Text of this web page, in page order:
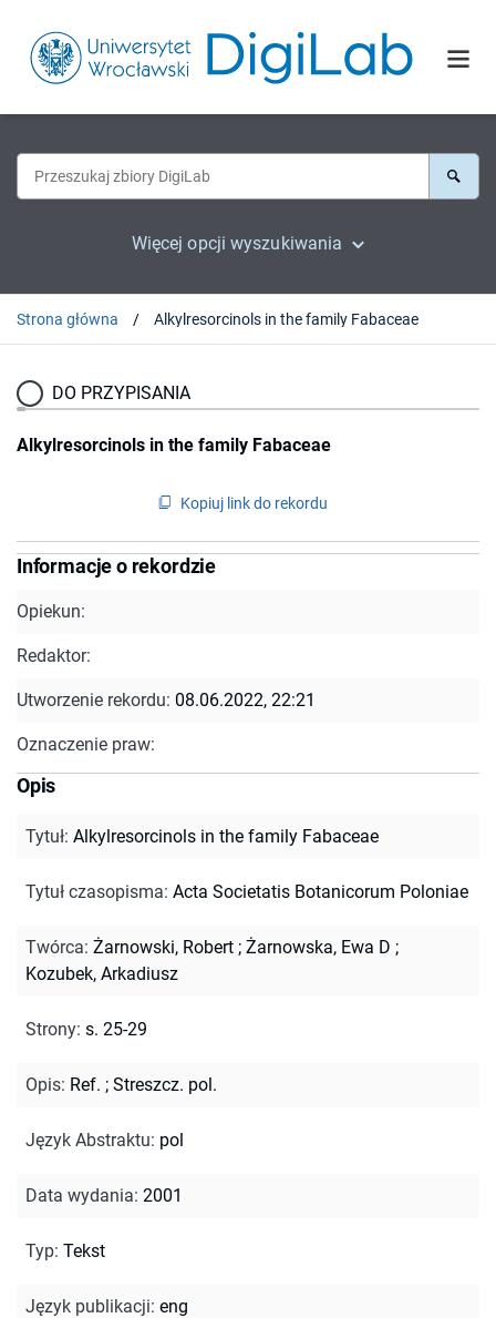
Więcej opcji wyszukiwania
Strona główna Alkylresorcinols in the family Fabaceae
DO PRZYPISANIA
Alkylresorcinols in the family Fabaceae
Kopiuj link do rekordu
Informacje o rekordzie
Opiekun:
Redaktor:
Utworzenie rekordu: 08.06.2022, 22:21
Oznaczenie praw:
Opis
Tytuł: Alkylresorcinols in the family Fabaceae
Tytuł czasopisma: Acta Societatis Botanicorum Poloniae
Twórca: Żarnowski, Robert ; Żarnowska, Ewa D ;
Kozubek, Arkadiusz
Strony: s. 25-29
Opis: Ref. ; Streszcz. pol.
Język Abstraktu: pol
Data wydania: 2001
Typ: Tekst
Język publikacji: eng